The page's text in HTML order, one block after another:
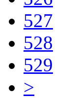
527
528
529
>